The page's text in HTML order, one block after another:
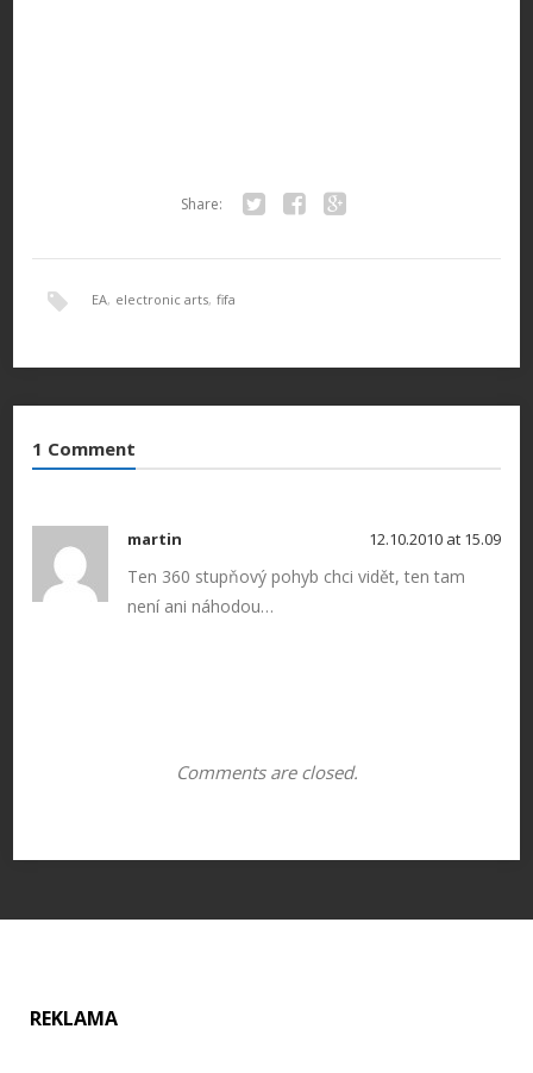
Share:
EA, electronic arts, fifa
1 Comment
martin 12.10.2010 at 15.09
Ten 360 stupňový pohyb chci vidět, ten tam
není ani náhodou…
Comments are closed.
REKLAMA